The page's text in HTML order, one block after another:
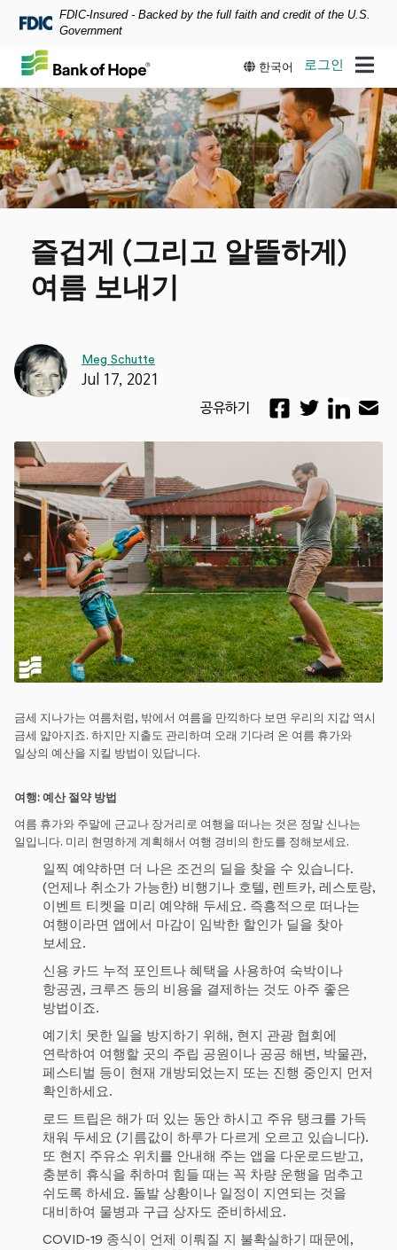
FDIC-Insured - Backed by the full faith and credit of the U.S.
Government
Skip to main content
한국어 로그인
즐겁게 (그리고 알뜰하게 )
여름 보내기
Meg Schutte
Jul 17, 2021
공유하기
금세 지나가는 여름처럼, 밖에서 여름을 만끽하다 보면 우리의 지갑 역시
금세 얇아지죠. 하지만 지출도 관리하며 오래 기다려 온 여름 휴가와
일상의 예산을 지킬 방법이 있답니다.
여행: 예산 절약 방법
여름 휴가와 주말에 근교나 장거리로 여행을 떠나는 것은 정말 신나는
일입니다. 미리 현명하게 계획해서 여행 경비의 한도를 정해보세요.
일찍 예약하면 더 나은 조건의 딜을 찾을 수 있습니다.
(언제나 취소가 가능한) 비행기나 호텔, 렌트카, 레스토랑,
이벤트 티켓을 미리 예약해 두세요. 즉흥적으로 떠나는
여행이라면 앱에서 마감이 임박한 할인가 딜을 찾아
보세요.
신용 카드 누적 포인트나 혜택을 사용하여 숙박이나
항공권, 크루즈 등의 비용을 결제하는 것도 아주 좋은
방법이죠.
예기치 못한 일을 방지하기 위해, 현지 관광 협회에
연락하여 여행할 곳의 주립 공원이나 공공 해변, 박물관,
페스티벌 등이 현재 개방되었는지 또는 진행 중인지 먼저
확인하세요.
로드 트립은 해가 떠 있는 동안 하시고 주유 탱크를 가득
채워 두세요 (기름값이 하루가 다르게 오르고 있습니다).
또 현지 주유소 위치를 안내해 주는 앱을 다운로드받고,
충분히 휴식을 취하며 힘들 때는 꼭 차량 운행을 멈추고
쉬도록 하세요. 돌발 상황이나 일정이 지연되는 것을
대비하여 물병과 구급 상자도 준비하세요.
COVID-19 종식이 언제 이뤄질 지 불확실하기 때문에,